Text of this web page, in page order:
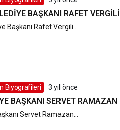
BAŞKANI RAFET VERGILI
Başkanı Rafet Vergili...
Biyografileri 3 yıl önce
BAŞKANI SERVET RAMAZAN
Servet Ramazan...